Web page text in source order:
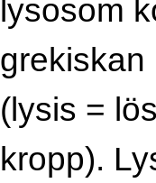
lysosom
grekiskan
(lysis =
kropp).